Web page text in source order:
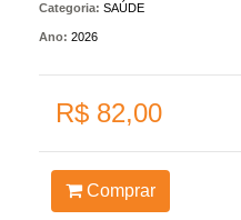
Categoria: SAÚDE
Ano: 2026
R$ 82,00
Comprar